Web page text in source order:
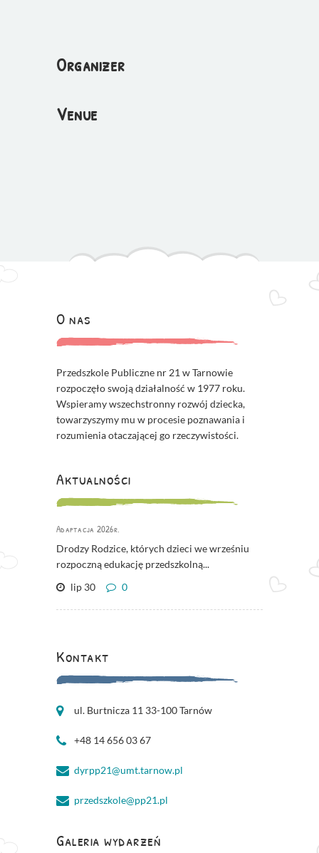
Organizer
Venue
O nas
Przedszkole Publiczne nr 21 w Tarnowie
rozpoczęło swoją działalność w 1977 roku.
Wspieramy wszechstronny rozwój dziecka,
towarzyszymy mu w procesie poznawania i
rozumienia otaczającej go rzeczywistości.
Aktualności
Adaptacja 2026r.
Drodzy Rodzice, których dzieci we wrześniu
rozpoczną edukację przedszkolną...
lip 30
0
Kontakt
ul. Burtnicza 11 33-100 Tarnów
+48 14 656 03 67
dyrpp21@umt.tarnow.pl
przedszkole@pp21.pl
Galeria wydarzeń